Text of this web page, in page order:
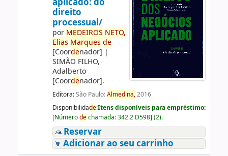
direito
processual/
por MEDEIROS NETO,
Elias Marques de
[Coordenador] |
SIMÃO FILHO,
Adalberto
[Coordenador].
Editora:São Paulo:Almedina,2016
Disponibilidade:Itens disponíveis para empréstimo:
[Númerodechamada:342.2 D598] (2).
Reservar
Adicionar ao seu carrinho